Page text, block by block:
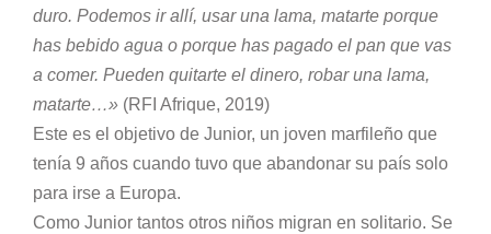
duro. Podemos ir allí, usar una lama, matarte porque
has bebido agua o porque has pagado el pan que vas
a comer. Pueden quitarte el dinero, robar una lama,
matarte…» (RFI Afrique, 2019)
Este es el objetivo de Junior, un joven marfileño que
tenía 9 años cuando tuvo que abandonar su país solo
para irse a Europa.
Como Junior tantos otros niños migran en solitario. Se